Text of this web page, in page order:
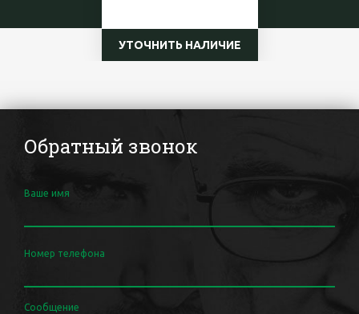
УТОЧНИТЬ НАЛИЧИЕ
Обратный звонок
Ваше имя
Номер телефона
Сообщение